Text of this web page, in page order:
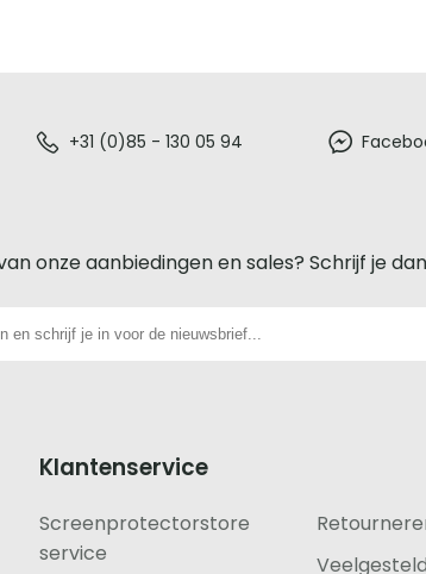
+31 (0)85 - 130 05 94
onze aanbiedingen en sales? Schrijf je
Klantenservice
Screenprotectorstore
service